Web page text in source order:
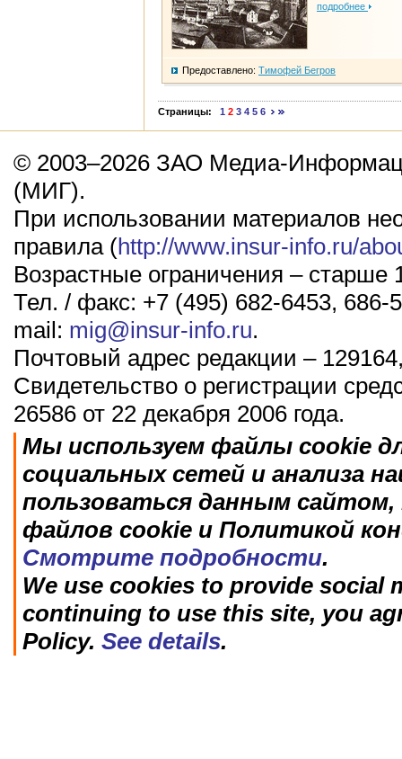
подробнее
Предоставлено: Тимофей Бегров
Страницы: 1 2 3 4 5 6
© 2003–2026 ЗАО Медиа-
(МИГ).
При использовании материалов
правила (http://www.insur-info.ru/
Возрастные ограничения – старше
Тел. / факс: +7 (495) 682-6453, 686-
mail: mig@insur-info.ru.
Почтовый адрес редакции –
Свидетельство о регистрации
26586 от 22 декабря 2006 года.
Мы используем файлы cookie
социальных сетей и анализа
пользоваться данным
файлов cookie и Политикой
Смотрите подробности.
We use cookies to provide social
continuing to use this site, you
Policy. See details.